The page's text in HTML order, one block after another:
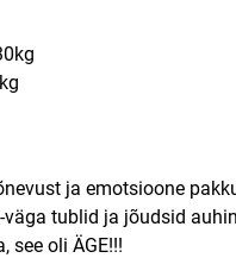
ja emotsioone
tublid ja jõudsid
see oli ÄGE!!!